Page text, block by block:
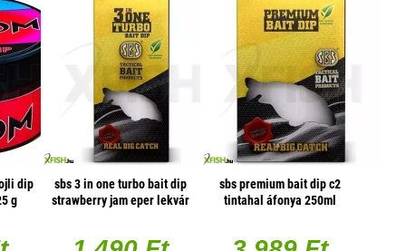
dip
g
sbs 3 in one turbo bait dip
strawberry jam eper lekvár
sbs premium bait dip c2
tintahal áfonya 250ml